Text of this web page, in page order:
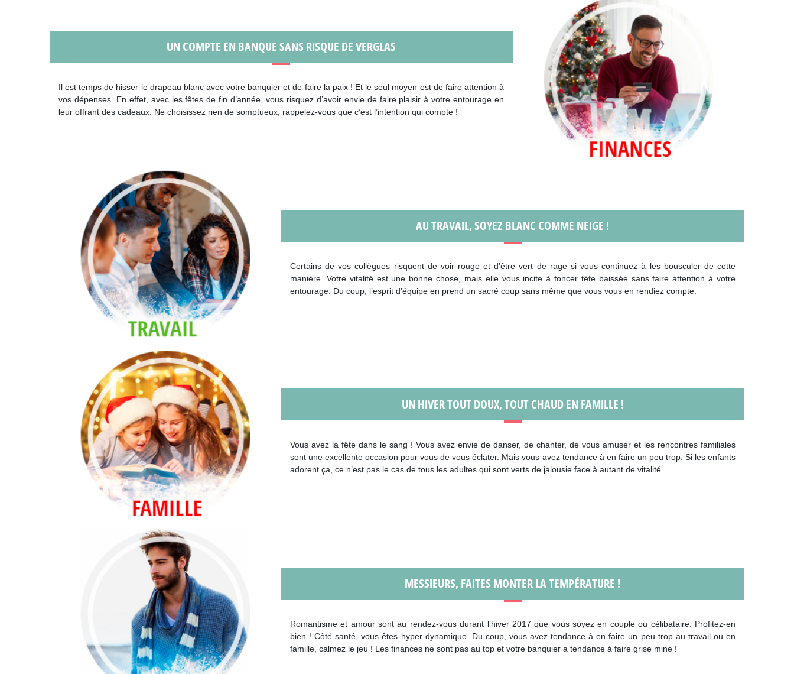
UN COMPTE EN BANQUE SANS RISQUE DE VERGLAS
Il est temps de hisser le drapeau blanc avec votre banquier et de faire la paix ! Et le seul moyen est de faire attention à
vos dépenses. En effet, avec les fêtes de fin d’année, vous risquez d’avoir envie de faire plaisir à votre entourage en
leur offrant des cadeaux. Ne choisissez rien de somptueux, rappelez-vous que c’est l’intention qui compte !
AU TRAVAIL, SOYEZ BLANC COMME NEIGE !
Certains de vos collègues risquent de voir rouge et d’être vert de rage si vous continuez à les bousculer de cette
manière. Votre vitalité est une bonne chose, mais elle vous incite à foncer tête baissée sans faire attention à votre
entourage. Du coup, l’esprit d’équipe en prend un sacré coup sans même que vous vous en rendiez compte.
UN HIVER TOUT DOUX, TOUT CHAUD EN FAMILLE !
Vous avez la fête dans le sang ! Vous avez envie de danser, de chanter, de vous amuser et les rencontres familiales
sont une excellente occasion pour vous de vous éclater. Mais vous avez tendance à en faire un peu trop. Si les enfants
adorent ça, ce n’est pas le cas de tous les adultes qui sont verts de jalousie face à autant de vitalité.
MESSIEURS, FAITES MONTER LA TEMPÉRATURE !
Romantisme et amour sont au rendez-vous durant l’hiver 2017 que vous soyez en couple ou célibataire. Profitez-en
bien ! Côté santé, vous êtes hyper dynamique. Du coup, vous avez tendance à en faire un peu trop au travail ou en
famille, calmez le jeu ! Les finances ne sont pas au top et votre banquier a tendance à faire grise mine !